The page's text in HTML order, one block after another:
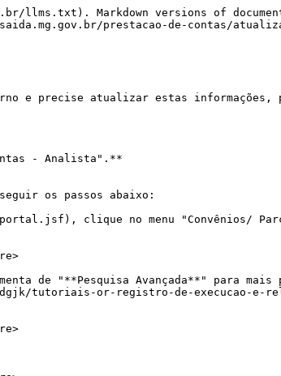
llms.txt). Markdown versions of
prestacao-de-contas/
e precise atualizar estas informações,
- Analista".**
os passos abaixo:
clique no menu "Convênios/
"**Pesquisa Avançada**" para mais
tutoriais-or-registro-de-execucao-